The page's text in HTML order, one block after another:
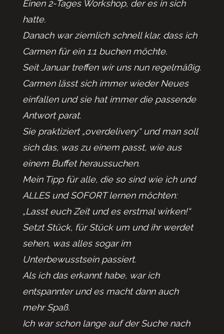
Einen 2-Tages Workshop, der es in sich
hatte.
Danach war ziemlich schnell klar, dass ich
Carmen für ein 1:1 buchen möchte.
Seit Januar treffen wir uns nun regelmäßig.
Carmen lässt sich immer wieder Neues
einfallen und sie hat immer die passende
Antwort parat.
Sie praktiziert „overdelivery“ und man soll
sich das, was zu einem passt, wie aus
einem Buffet heraussuchen.
Mein Tipp für alle, die so sind wie ich und
ALLES und SOFORT lernen möchten:
„Lasst euch Zeit und es erstmal wirken!“
Setzt Stück, für Stück um und ihr werdet
sehen, was alles sogar im
Unterbewusstsein passiert.
Als ich das erkannt habe, war ich
entspannter und es macht dann auch
mehr Spaß.
Ich war schon lange auf der Suche nach